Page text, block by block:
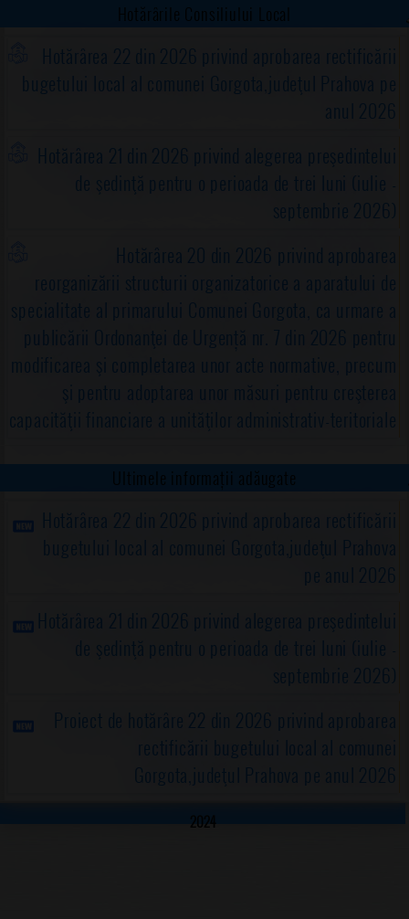
Hotărârile Consiliului Local
Hotărârea 22 din 2026 privind aprobarea rectificării
bugetului local al comunei Gorgota,judeţul Prahova pe
anul 2026
Hotărârea 21 din 2026 privind alegerea preşedintelui
de şedinţă pentru o perioada de trei luni (iulie -
septembrie 2026)
Hotărârea 20 din 2026 privind aprobarea
reorganizării structurii organizatorice a aparatului de
specialitate al primarului Comunei Gorgota, ca urmare a
publicării Ordonanţei de Urgență nr. 7 din 2026 pentru
modificarea şi completarea unor acte normative, precum
şi pentru adoptarea unor măsuri pentru creşterea
capacităţii financiare a unităţilor administrativ-teritoriale
Ultimele informații adăugate
Hotărârea 22 din 2026 privind aprobarea rectificării
bugetului local al comunei Gorgota,judeţul Prahova
pe anul 2026
Hotărârea 21 din 2026 privind alegerea preşedintelui
de şedinţă pentru o perioada de trei luni (iulie -
septembrie 2026)
Proiect de hotărâre 22 din 2026 privind aprobarea
rectificării bugetului local al comunei
Gorgota,judeţul Prahova pe anul 2026
2024